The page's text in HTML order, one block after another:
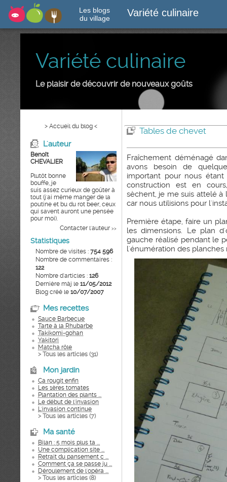
Les blogs
du village
Variété culinaire
Variété culinaire
Le plaisir de découvrir de nouveaux goûts
> Accueil du blog <
L'auteur
Benoît
CHEVALIER
Plutôt bonne
bouffe, je
suis assez curieux de goûter à
tout (j'ai même manger de la
poutine et bu du rot beer, ceux
qui savent auront une pensée
pour moi).
Contacter l'auteur >>
Statistiques
Nombre de visites : 754 596
Nombre de commentaires :
122
Nombre d'articles : 126
Dernière màj le 11/05/2012
Blog créé le 10/07/2007
Mes recettes
Sauce Barbecue
Tarte à la Rhubarbe
Takikomi-gohan
Yakitori
Matcha rôle
> Tous les articles (31)
Mon jardin
Ca rougit enfin
Les 1ères tomates
Plantation des plants ...
Le début de l'invasion
L'invasion continue
> Tous les articles (7)
Ma santé
Bilan : 5 mois plus ta ...
Une complication site ...
Retrait du pansement c ...
Comment ça se passe ju ...
Déroulement de l'opéra ...
> Tous les articles (8)
Tables de chevet
Fraîchement déménagé
avons besoin de
important pour nous
construction est en
sèchent, je me suis attelé
car nous utilisions pour
Première étape, faire un
les dimensions. Le plan
gauche réalisé pendant le
l'énumération des planches